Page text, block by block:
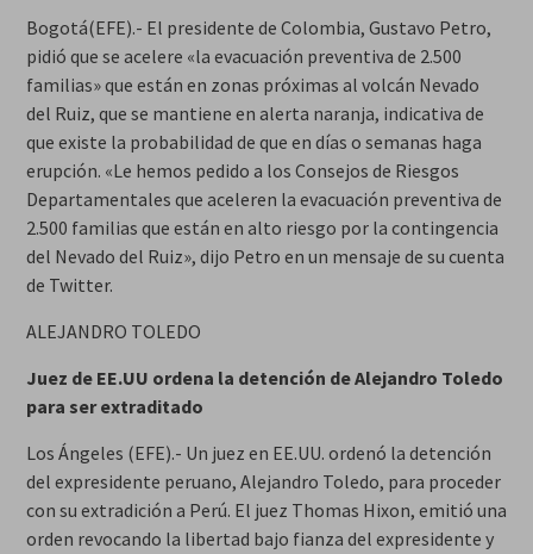
Bogotá(EFE).- El presidente de Colombia, Gustavo Petro,
pidió que se acelere «la evacuación preventiva de 2.500
familias» que están en zonas próximas al volcán Nevado
del Ruiz, que se mantiene en alerta naranja, indicativa de
que existe la probabilidad de que en días o semanas haga
erupción. «Le hemos pedido a los Consejos de Riesgos
Departamentales que aceleren la evacuación preventiva de
2.500 familias que están en alto riesgo por la contingencia
del Nevado del Ruiz», dijo Petro en un mensaje de su cuenta
de Twitter.
ALEJANDRO TOLEDO
Juez de EE.UU ordena la detención de Alejandro Toledo
para ser extraditado
Los Ángeles (EFE).- Un juez en EE.UU. ordenó la detención
del expresidente peruano, Alejandro Toledo, para proceder
con su extradición a Perú. El juez Thomas Hixon, emitió una
orden revocando la libertad bajo fianza del expresidente y